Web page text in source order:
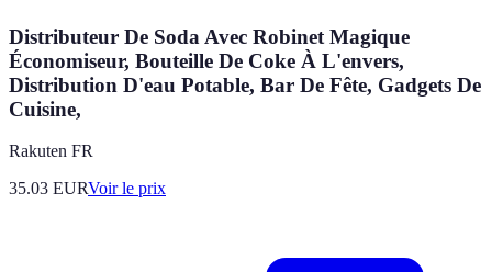
Distributeur De Soda Avec Robinet Magique
Économiseur, Bouteille De Coke À L'envers,
Distribution D'eau Potable, Bar De Fête, Gadgets De
Cuisine,
Rakuten FR
35.03 EURVoir le prix